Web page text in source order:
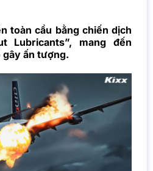
toàn cầu bằng chiến dịch
Lubricants”, mang đến
ấn tượng.